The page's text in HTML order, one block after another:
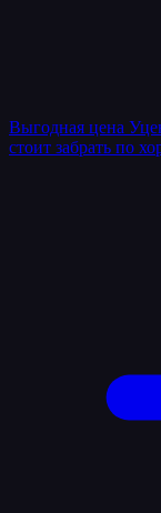
Выгодная цена
стоит забрать по